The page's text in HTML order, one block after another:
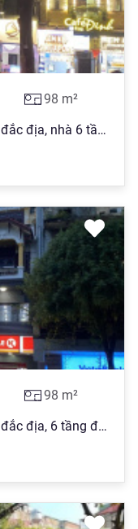
98 m²
Bán nhà mặt phố Đồng Xuân, vị trí đắc địa, nhà 6 tầng đẹp, DT 98m2, sổ đỏ, giá 50 tỷ, 0903 280 ***
98 m²
Bán nhà mặt phố Đồng Xuân, vị trí đắc địa, 6 tầng đẹp, DT 98m2, sổ đỏ, giá 50 tỷ, LH: 0903 280 ***